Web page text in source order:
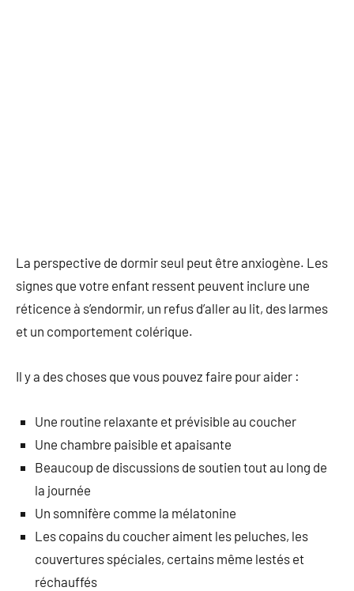
La perspective de dormir seul peut être anxiogène. Les
signes que votre enfant ressent peuvent inclure une
réticence à s’endormir, un refus d’aller au lit, des larmes
et un comportement colérique.
Il y a des choses que vous pouvez faire pour aider :
Une routine relaxante et prévisible au coucher
Une chambre paisible et apaisante
Beaucoup de discussions de soutien tout au long de
la journée
Un somnifère comme la mélatonine
Les copains du coucher aiment les peluches, les
couvertures spéciales, certains même lestés et
réchauffés